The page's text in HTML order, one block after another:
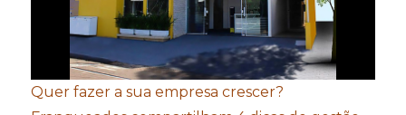
Quer fazer a sua empresa crescer?